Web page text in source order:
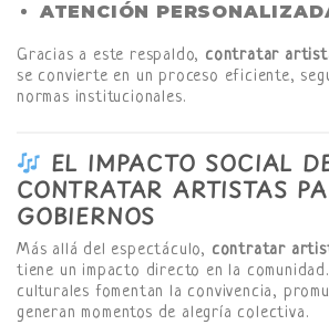
ATENCIÓN
Gracias a este respaldo, contratar
se convierte en un proceso eficiente,
normas institucionales.
EL IMPACTO SOCIAL
CONTRATAR ARTISTAS
GOBIERNOS
Más allá del espectáculo, contratar
tiene un impacto directo en la
culturales fomentan la convivencia,
generan momentos de alegría colectiva.